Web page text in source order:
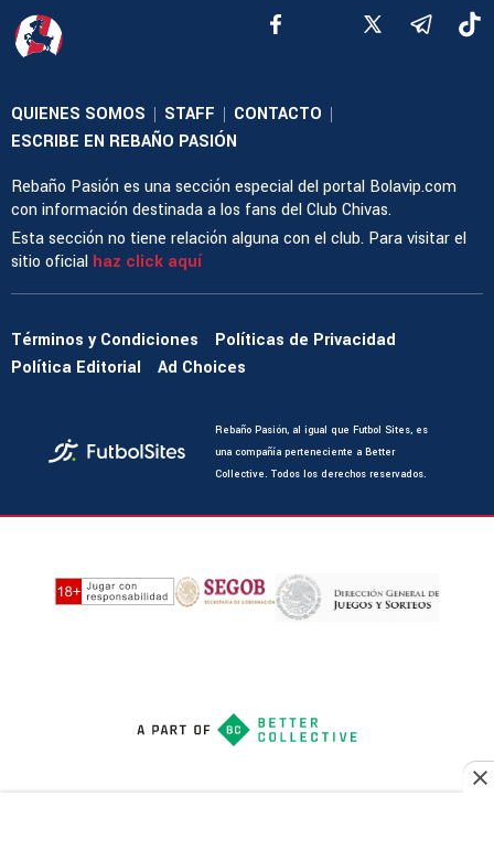
QUIENES SOMOS | STAFF | CONTACTO |
ESCRIBE EN REBAÑO PASIÓN
Rebaño Pasión es una sección especial del portal Bolavip.com
con información destinada a los fans del Club Chivas.
Esta sección no tiene relación alguna con el club. Para visitar el
sitio oficial haz click aquí
Términos y Condiciones
Políticas de Privacidad
Política Editorial
Ad Choices
Rebaño Pasión, al igual que Futbol Sites, es
una compañía perteneciente a Better
Collective. Todos los derechos reservados.